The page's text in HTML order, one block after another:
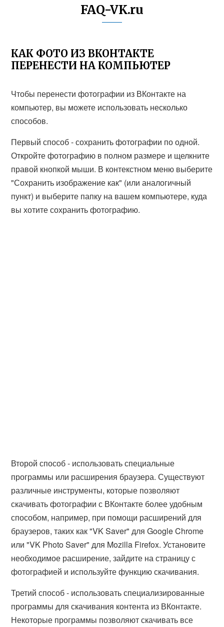
FAQ-VK.ru
КАК ФОТО ИЗ ВКОНТАКТЕ
ПЕРЕНЕСТИ НА КОМПЬЮТЕР
Чтобы перенести фотографии из ВКонтакте на
компьютер, вы можете использовать несколько
способов.
Первый способ - сохранить фотографии по одной.
Откройте фотографию в полном размере и щелкните
правой кнопкой мыши. В контекстном меню выберите
"Сохранить изображение как" (или аналогичный
пункт) и выберите папку на вашем компьютере, куда
вы хотите сохранить фотографию.
Второй способ - использовать специальные
программы или расширения браузера. Существуют
различные инструменты, которые позволяют
скачивать фотографии с ВКонтакте более удобным
способом, например, при помощи расширений для
браузеров, таких как "VK Saver" для Google Chrome
или "VK Photo Saver" для Mozilla Firefox. Установите
необходимое расширение, зайдите на страницу с
фотографией и используйте функцию скачивания.
Третий способ - использовать специализированные
программы для скачивания контента из ВКонтакте.
Некоторые программы позволяют скачивать все